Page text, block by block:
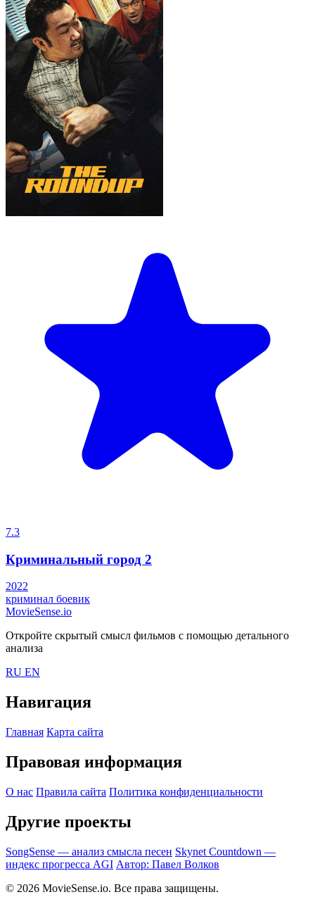
7.3
Криминальный город 2
2022
криминал боевик
MovieSense.io
Откройте скрытый смысл фильмов с помощью детального
анализа
RU EN
Навигация
Главная Карта сайта
Правовая информация
О нас Правила сайта Политика конфиденциальности
Другие проекты
SongSense — анализ смысла песен Skynet Countdown —
индекс прогресса AGI Автор: Павел Волков
© 2026 MovieSense.io. Все права защищены.